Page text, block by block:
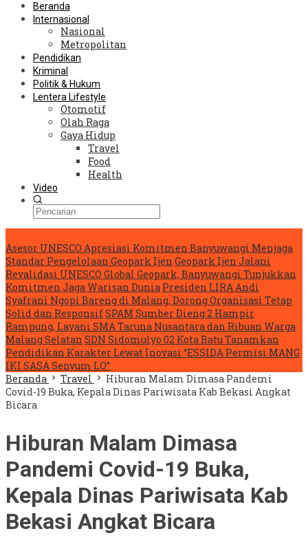
Beranda
Internasional
Nasional
Metropolitan
Pendidikan
Kriminal
Politik & Hukum
Lentera Lifestyle
Otomotif
Olah Raga
Gaya Hidup
Travel
Food
Health
Video
Asesor UNESCO Apresiasi Komitmen Banyuwangi Menjaga
Standar Pengelolaan Geopark Ijen Geopark Ijen Jalani
Revalidasi UNESCO Global Geopark, Banyuwangi Tunjukkan
Komitmen Jaga Warisan Dunia Presiden LIRA Andi
Syafrani Ngopi Bareng di Malang, Dorong Organisasi Tetap
Solid dan ResponsifSPAM Sumber Dieng 2 Hampir
Rampung, Layani SMA Taruna Nusantara dan Ribuan Warga
Malang Selatan SDN Sidomulyo 02 Kota Batu Tanamkan
Pendidikan Karakter Lewat Inovasi “ESSIDA Permisi MANG
IKI SASA Senyum LO”
Beranda
Travel
Hiburan Malam Dimasa Pandemi
Covid-19 Buka, Kepala Dinas Pariwisata Kab Bekasi Angkat
Bicara
Hiburan Malam Dimasa
Pandemi Covid-19 Buka,
Kepala Dinas Pariwisata Kab
Bekasi Angkat Bicara